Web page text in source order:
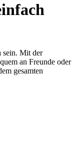
sein. Mit der
an Freunde oder
gesamten